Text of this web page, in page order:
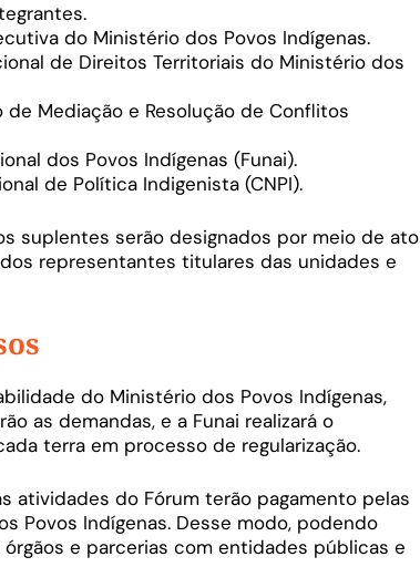
do Ministério dos Povos Indígenas.
de Direitos Territoriais do Ministério dos
Mediação e Resolução de Conflitos
dos Povos Indígenas (Funai).
de Política Indigenista (CNPI).
suplentes serão designados por meio de ato
representantes titulares das unidades e
do Ministério dos Povos Indígenas,
as demandas, e a Funai realizará o
terra em processo de regularização.
atividades do Fórum terão pagamento pelas
Povos Indígenas. Desse modo, podendo
e parcerias com entidades públicas e